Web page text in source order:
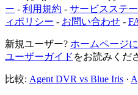
ー - 利用規約 - サービスステ
ィポリシー - お問い合わせ -
新規ユーザー? ホームページ
ユーザーガイド をお読みくだ
比較: Agent DVR vs Blue Iris ·